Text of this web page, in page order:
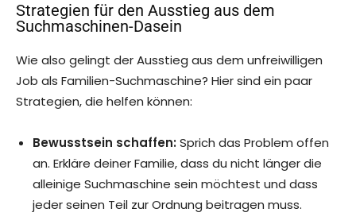
Strategien für den Ausstieg aus dem
Suchmaschinen-Dasein
Wie also gelingt der Ausstieg aus dem unfreiwilligen
Job als Familien-Suchmaschine? Hier sind ein paar
Strategien, die helfen können:
Bewusstsein schaffen:Sprich das Problem offen
an. Erkläre deiner Familie, dass du nicht länger die
alleinige Suchmaschine sein möchtest und dass
jeder seinen Teil zur Ordnung beitragen muss.